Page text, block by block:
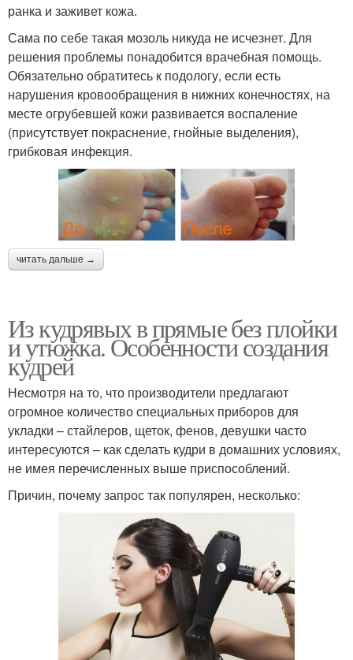
ранка и заживет кожа.
Сама по себе такая мозоль никуда не исчезнет. Для
решения проблемы понадобится врачебная помощь.
Обязательно обратитесь к подологу, если есть
нарушения кровообращения в нижних конечностях, на
месте огрубевшей кожи развивается воспаление
(присутствует покраснение, гнойные выделения),
грибковая инфекция.
читать дальше →
Из кудрявых в прямые без плойки
и утюжка. Особенности создания
кудрей
Несмотря на то, что производители предлагают
огромное количество специальных приборов для
укладки – стайлеров, щеток, фенов, девушки часто
интересуются – как сделать кудри в домашних условиях,
не имея перечисленных выше приспособлений.
Причин, почему запрос так популярен, несколько: